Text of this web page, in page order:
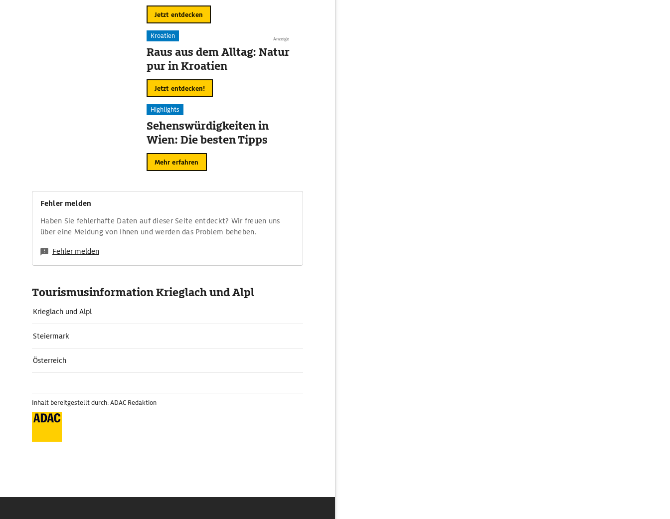
Jetzt entdecken
Anzeige
Kroatien
Raus aus dem Alltag: Natur
pur in Kroatien
Jetzt entdecken!
Highlights
Sehenswürdigkeiten in
Wien: Die besten Tipps
Mehr erfahren
Fehler melden
Haben Sie fehlerhafte Daten auf dieser Seite entdeckt? Wir freuen uns
über eine Meldung von Ihnen und werden das Problem beheben.
Fehler melden
Tourismusinformation Krieglach und Alpl
Krieglach und Alpl
Steiermark
Österreich
Inhalt bereitgestellt durch: ADAC Redaktion